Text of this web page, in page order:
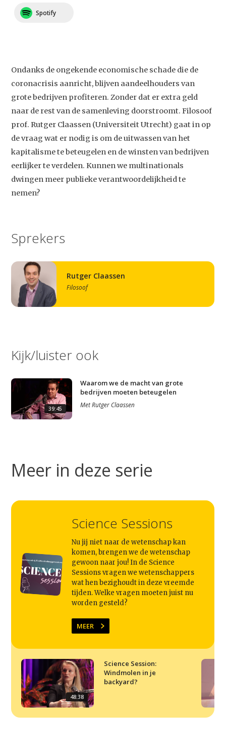
Studium Generale
Video
Podcast
Artikelen
Contact
Spotify
Ondanks de ongekende economische schade die de
coronacrisis aanricht, blijven aandeelhouders van
grote bedrijven profiteren. Zonder dat er extra geld
naar de rest van de samenleving doorstroomt. Filosoof
prof. Rutger Claassen (Universiteit Utrecht) gaat in op
de vraag wat er nodig is om de uitwassen van het
kapitalisme te beteugelen en de winsten van bedrijven
eerlijker te verdelen. Kunnen we multinationals
dwingen meer publieke verantwoordelijkheid te
nemen?
Sprekers
Rutger Claassen
Filosoof
Kijk/luister ook
39:45
Waarom we de macht van grote
bedrijven moeten beteugelen
MetRutger Claassen
Meer in deze serie
Science Sessions
Nu jij niet naar de wetenschap kan
komen, brengen we de wetenschap
gewoon naar jou! In de Science
Sessions vragen we wetenschappers
wat hen bezighoudt in deze vreemde
tijden. Welke vragen moeten juist nu
worden gesteld?
MEER
48:38
Science Session:
Windmolen in je
backyard?